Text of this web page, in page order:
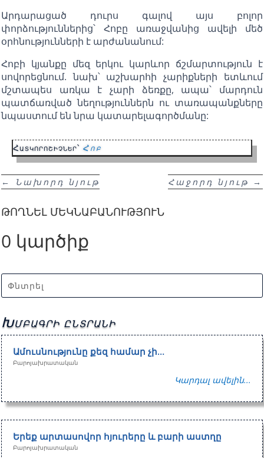
Արդարացած դուրս գալով այս բոլոր
փորձություններից՝ Հոբը առաջվանից ավելի մեծ
օրհնությունների է արժանանում:
Հոբի կյանքը մեզ երկու կարևոր ճշմարտություն է
սովորեցնում. նախ՝ աշխարհի չարիքների ետևում
մշտապես առկա է չարի ձեռքը, ապա՝ մարդուն
պատճառված նեղություններն ու տառապանքները
նպաստում են նրա կատարելագործմանը:
Հատկորոշիչներ՝ Հոբ
← Նախորդ նյութ Հաջորդ նյութ →
ԹՈՂՆԵԼ ՄԵԿՆԱԲԱՆՈՒԹՅՈՒՆ
0 կարծիք
Խմբագրի ընտրանի
Ամուսնությունը քեզ համար չի…
Բարոյախրատական
Կարդալ ավելին...
Երեք արտասովոր հյուրերը և բարի աստղը
Բարոյախրատական